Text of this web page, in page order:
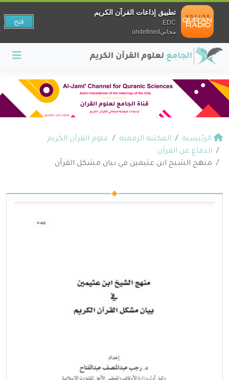
الرئيسية المكتبة الرقمية
علوم القرآن الكريم
الدفاع عن القرآن
منهج الشيخ ابن عثيمين في بيان مشكل القرآن
تطبيق إذاعات القرآن الكريم
EDC
مجانيundefined
فتح